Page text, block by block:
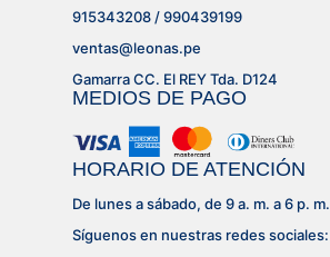
915343208 / 990439199
ventas@leonas.pe
Gamarra CC. El REY Tda. D124
MEDIOS DE PAGO
HORARIO DE ATENCIÓN
De lunes a sábado, de 9 a. m. a 6 p. m.
Síguenos en nuestras redes sociales: